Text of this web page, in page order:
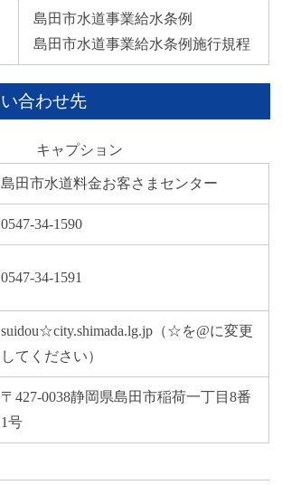
島田市水道事業給水条例
島田市水道事業給水条例施行規程
合わせ先
キャプション
島田市水道料金お客さまセンター
0547-34-1590
0547-34-1591
suidou☆city.shimada.lg.jp（☆を@に変更
してください）
〒427-0038静岡県島田市稲荷一丁目8番
1号